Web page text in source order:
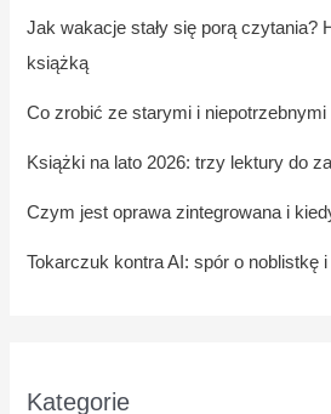
Jak wakacje stały się porą czytania?
książką
Co zrobić ze starymi i
Książki na lato 2026: trzy lektury do
Czym jest oprawa zintegrowana i
Tokarczuk kontra AI: spór o noblistkę
Kategorie